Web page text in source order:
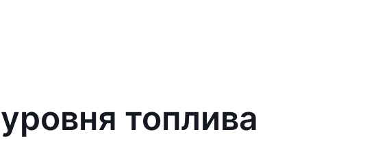
топлива